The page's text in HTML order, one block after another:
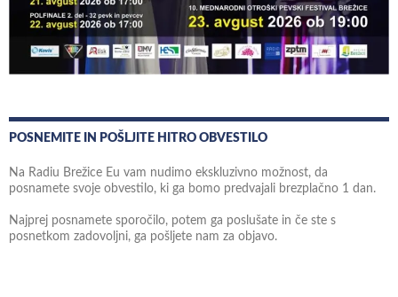
POSNEMITE IN POŠLJITE HITRO OBVESTILO
Na Radiu Brežice Eu vam nudimo ekskluzivno možnost, da
posnamete svoje obvestilo, ki ga bomo predvajali brezplačno 1 dan.
Najprej posnamete sporočilo, potem ga poslušate in če ste s
posnetkom zadovoljni, ga pošljete nam za objavo.